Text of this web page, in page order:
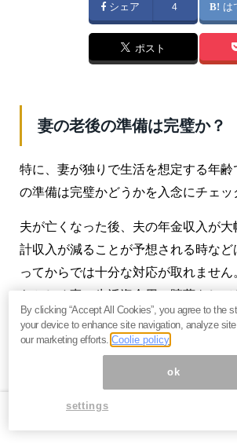
シェア 4 は
ポスト
妻の老後の準備は完璧か？
特に、妻が独りで生活を想定する年齢
の準備は完璧かどうかを入念にチェッ
夫が亡くなった後、夫の年金収入が大
計収入が減ることが予想される時など
ってからでは十分な対応が取れませ
らかじめ妻の生活資金用の貯蓄をし
ら準備をしておくことが必要でしょう
夫婦の老後生活の準備と一緒に、妻が
る時の準備も現役中からしておくこと
By clicking “Accept All Cookies”, you agree to the
your device to enhance site navigation, analyze
our marketing efforts.Coolie policy
ok
settings